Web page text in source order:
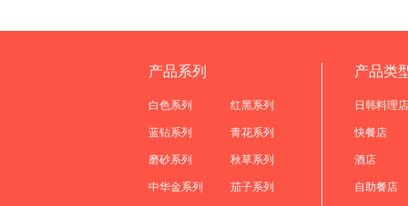
产品系列
白色系列 红黑系列
蓝钻系列 青花系列
磨砂系列 秋草系列
中华金系列 茄子系列
产品类
日韩料理店
快餐店
酒店
自助餐店